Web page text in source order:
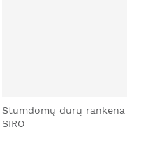
Stumdomų durų rankena
SIRO